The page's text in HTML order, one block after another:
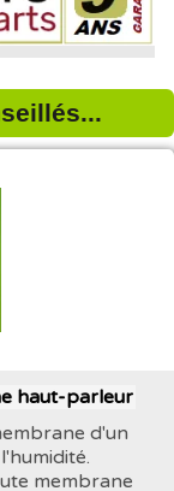
haut-parleur
d'un
membrane